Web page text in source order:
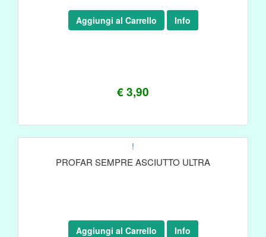
€ 3,90
Aggiungi al Carrello Info
!
PROFAR SEMPRE ASCIUTTO ULTRA
Aggiungi al Carrello Info